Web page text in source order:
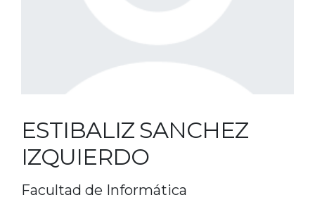
ESTIBALIZ SANCHEZ
IZQUIERDO
Facultad de Informática